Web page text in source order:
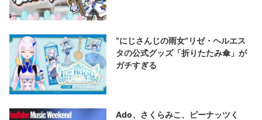
“にじさんじの雨女”リゼ・ヘルエス
タの公式グッズ「折りたたみ傘」が
ガチすぎる
Ado、さくらみこ、ピーナッツく